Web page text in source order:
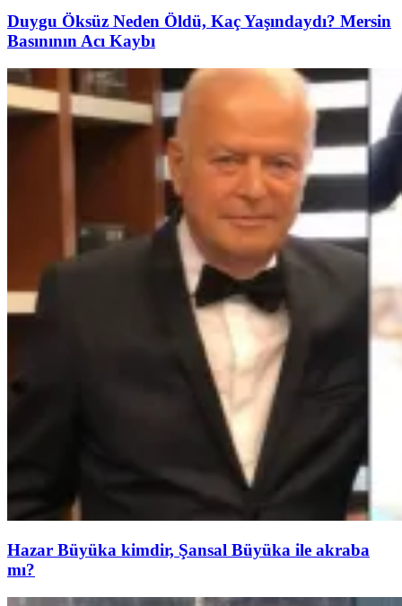
Duygu Öksüz Neden Öldü, Kaç Yaşındaydı? Mersin
Basınının Acı Kaybı
Hazar Büyüka kimdir, Şansal Büyüka ile akraba
mı?